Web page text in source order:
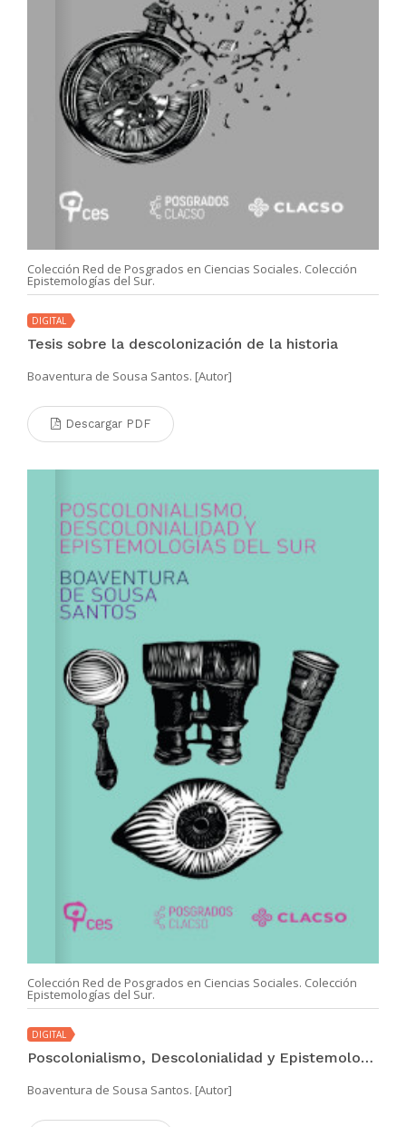
Colección Red de Posgrados en Ciencias Sociales. Colección
Epistemologías del Sur.
DIGITAL
Tesis sobre la descolonización de la historia
Boaventura de Sousa Santos. [Autor]
Descargar PDF
Colección Red de Posgrados en Ciencias Sociales. Colección
Epistemologías del Sur.
DIGITAL
Poscolonialismo, Descolonialidad y Epistemologías del Sur
Boaventura de Sousa Santos. [Autor]